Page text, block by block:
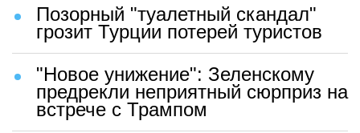
Позорный "туалетный скандал"
грозит Турции потерей туристов
"Новое унижение": Зеленскому
предрекли неприятный сюрприз на
встрече с Трампом